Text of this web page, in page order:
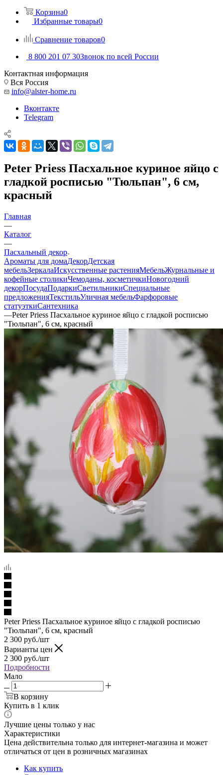
Корзина0
Избранные товары0
Сравнение товаров0
8 800 201 07 30Звонок по всей России
Контактная информация
Вся Россия
info@alster-home.ru
Вконтакте
Telegram
Peter Priess Пасхальное куриное яйцо с
гладкой росписью "Тюльпан", 6 см,
красный
Главная
—
Каталог
—
Пасхальный декор
Ароматы для домаДекорДетская
мебельЗеркалаИскусственные растенияМебельЖурнальные и
кофейные столикиЧемоданы, косметичкиНовогодний
декорПосудаПодаркиСветильникиСпециальные
предложенияТекстильУличная мебельФарфоровые
статуэткиСантехника
—Peter Priess Пасхальное куриное яйцо с гладкой росписью
"Тюльпан", 6 см, красный
Peter Priess Пасхальное куриное яйцо с гладкой росписью
"Тюльпан", 6 см, красный
2 300 руб./шт
Варианты цен
2 300 руб./шт
Подробности
Мало
В корзину
Купить в 1 клик
Лучшие цены только у нас
Характеристики
Цена действительна только для интернет-магазина и может
отличаться от цен в розничных магазинах
Как купить